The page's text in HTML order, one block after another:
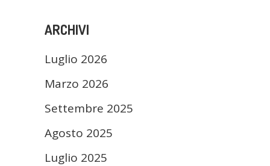
ARCHIVI
Luglio 2026
Marzo 2026
Settembre 2025
Agosto 2025
Luglio 2025